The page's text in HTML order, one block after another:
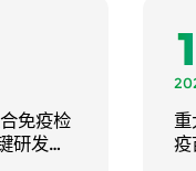
免疫检
研发工
疫